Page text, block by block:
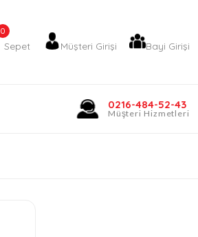
0
Sepet Müşteri Girişi Bayi Girişi
0216-484-52-43
Müşteri Hizmetleri